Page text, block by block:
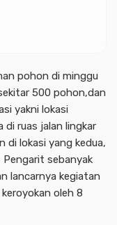
pohon di minggu
500 pohon,dan
yakni lokasi
ruas jalan lingkar
di lokasi yang kedua,
sebanyak
lancarnya kegiatan
oleh 8